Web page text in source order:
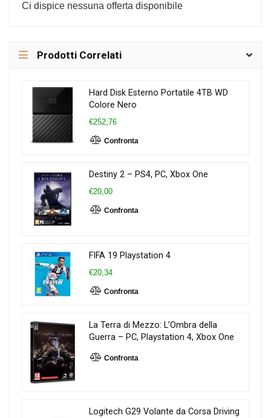
Ci dispice nessuna offerta disponibile
Prodotti Correlati
Hard Disk Esterno Portatile 4TB WD
Colore Nero
€252,76
Confronta
Destiny 2 – PS4, PC, Xbox One
€20,00
Confronta
FIFA 19 Playstation 4
€20,34
Confronta
La Terra di Mezzo: L’Ombra della
Guerra – PC, Playstation 4, Xbox One
Confronta
Logitech G29 Volante da Corsa Driving